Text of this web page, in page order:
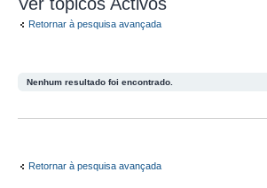
Retornar à pesquisa avançada
Nenhum resultado foi encontrado.
Retornar à pesquisa avançada